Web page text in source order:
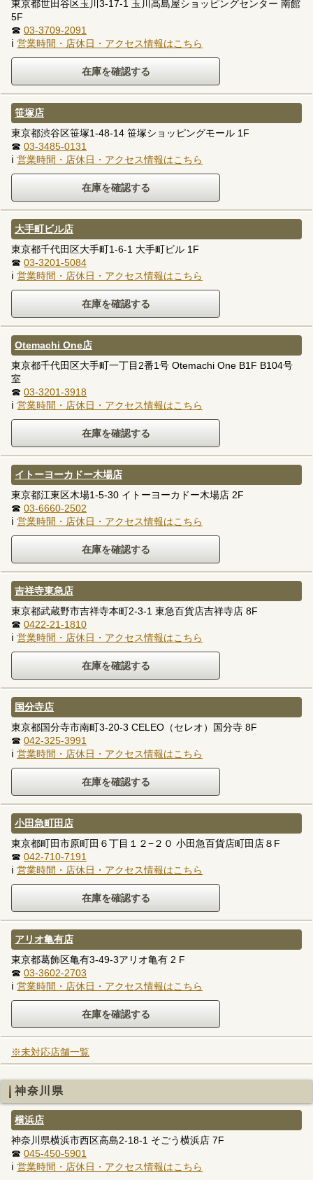
東京都世田谷区玉川3-17-1 玉川高島屋ショッピングセンター 南館
5F
☎ 03-3709-2091
ℹ 営業時間・店休日・アクセス情報はこちら
笹塚店
東京都渋谷区笹塚1-48-14 笹塚ショッピングモール 1F
☎ 03-3485-0131
ℹ 営業時間・店休日・アクセス情報はこちら
大手町ビル店
東京都千代田区大手町1-6-1 大手町ビル 1F
☎ 03-3201-5084
ℹ 営業時間・店休日・アクセス情報はこちら
Otemachi One店
東京都千代田区大手町一丁目2番1号 Otemachi One B1F B104号
室
☎ 03-3201-3918
ℹ 営業時間・店休日・アクセス情報はこちら
イトーヨーカドー木場店
東京都江東区木場1-5-30 イトーヨーカドー木場店 2F
☎ 03-6660-2502
ℹ 営業時間・店休日・アクセス情報はこちら
吉祥寺東急店
東京都武蔵野市吉祥寺本町2-3-1 東急百貨店吉祥寺店 8F
☎ 0422-21-1810
ℹ 営業時間・店休日・アクセス情報はこちら
国分寺店
東京都国分寺市南町3-20-3 CELEO（セレオ）国分寺 8F
☎ 042-325-3991
ℹ 営業時間・店休日・アクセス情報はこちら
小田急町田店
東京都町田市原町田６丁目１２−２０ 小田急百貨店町田店８F
☎ 042-710-7191
ℹ 営業時間・店休日・アクセス情報はこちら
アリオ亀有店
東京都葛飾区亀有3-49-3アリオ亀有 2 F
☎ 03-3602-2703
ℹ 営業時間・店休日・アクセス情報はこちら
※未対応店舗一覧
神奈川県
横浜店
神奈川県横浜市西区高島2-18-1 そごう横浜店 7F
☎ 045-450-5901
ℹ 営業時間・店休日・アクセス情報はこちら